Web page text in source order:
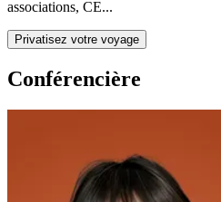
associations, CE...
Privatisez votre voyage
Conférencière